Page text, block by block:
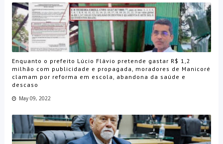
Enquanto o prefeito Lúcio Flávio pretende gastar R$ 1,2
milhão com publicidade e propagada, moradores de Manicoré
clamam por reforma em escola, abandona da saúde e
descaso
May 09, 2022